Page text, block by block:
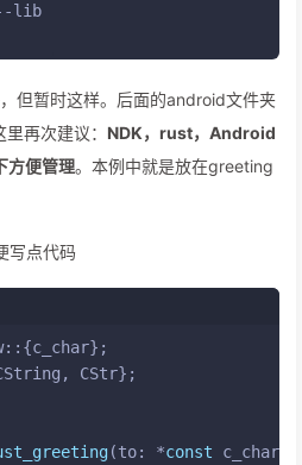
--lib
但暂时这样。后面的android文件夹
再次建议： NDK，rust，Android
方便管理。本例中就是放在greeting
写点代码
CStr};
(to: *const c_char)